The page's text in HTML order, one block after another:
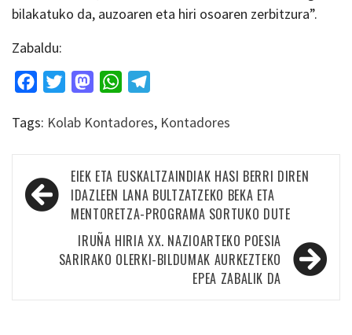
bilakatuko da, auzoaren eta hiri osoaren zerbitzura”.
Zabaldu:
FacebookTwitterMastodonWhatsApp
Tags: Kolab Kontadores, Kontadores
Bidalketetan
zehar
nabigatu
EIEK ETA EUSKALTZAINDIAK HASI BERRI DIREN
IDAZLEEN LANA BULTZATZEKO BEKA ETA
MENTORETZA-PROGRAMA SORTUKO DUTE
IRUÑA HIRIA XX. NAZIOARTEKO POESIA
SARIRAKO OLERKI-BILDUMAK AURKEZTEKO
EPEA ZABALIK DA